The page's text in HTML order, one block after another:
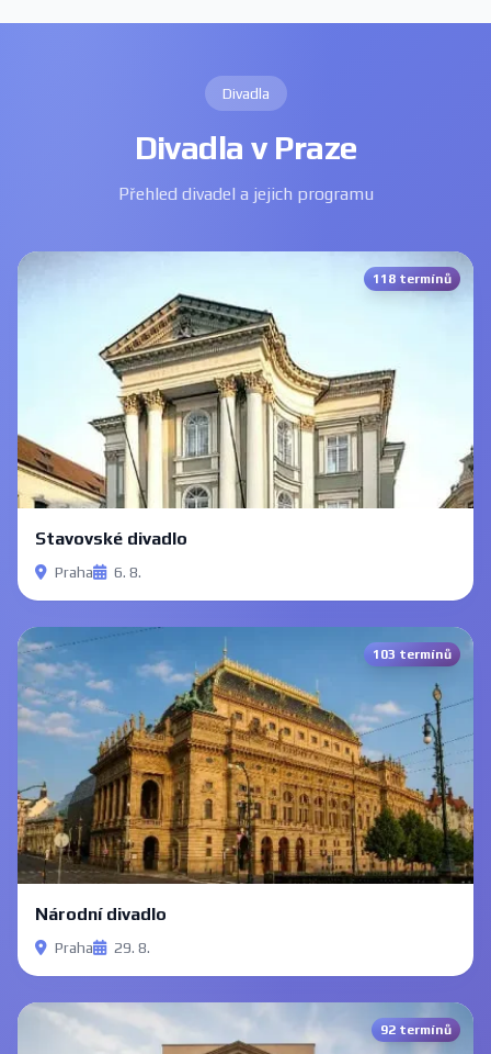
Divadla
Divadla v Praze
Přehled divadel a jejich programu
118 termínů
Stavovské divadlo
Praha 6. 8.
103 termínů
Národní divadlo
Praha 29. 8.
92 termínů